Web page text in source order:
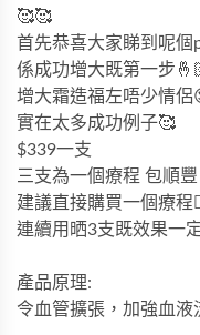
🥰🥰
首先恭喜大家睇到呢個
係成功增大既第一步
增大霜造福左唔少情侶
實在太多成功例子🥰
$339一支
三支為一個療程 包順豐
建議直接購買一個療程
連續用晒3支既效果一
產品原理:
令血管擴張，加強血